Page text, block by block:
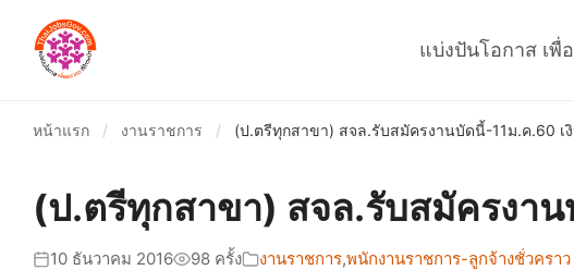
แบ่งปันโอกาส เพื่
หน้าแรก / งานราชการ / (ป.ตรีทุกสาขา) สจล.รับสมัครงานบัดนี้-11ม.ค.60 เ
(ป.ตรีทุกสาขา) สจล.รับสมัครงา
10 ธันวาคม 2016 98 ครั้ง งานราชการ,พนักงานราชการ-ลูกจ้างชั่วคราว